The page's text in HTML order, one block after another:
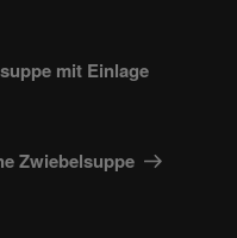
mit Einlage
Zwiebelsuppe